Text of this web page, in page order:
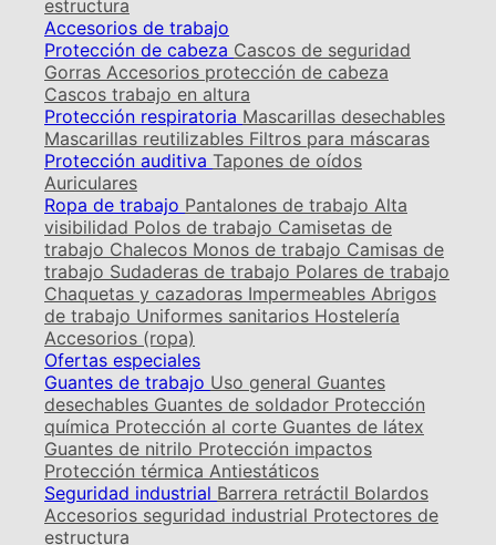
estructura
Accesorios de trabajo
Protección de cabeza Cascos de seguridad
Gorras Accesorios protección de cabeza
Cascos trabajo en altura
Protección respiratoria Mascarillas desechables
Mascarillas reutilizables Filtros para máscaras
Protección auditiva Tapones de oídos
Auriculares
Ropa de trabajo Pantalones de trabajo Alta
visibilidad Polos de trabajo Camisetas de
trabajo Chalecos Monos de trabajo Camisas de
trabajo Sudaderas de trabajo Polares de trabajo
Chaquetas y cazadoras Impermeables Abrigos
de trabajo Uniformes sanitarios Hostelería
Accesorios (ropa)
Ofertas especiales
Guantes de trabajo Uso general Guantes
desechables Guantes de soldador Protección
química Protección al corte Guantes de látex
Guantes de nitrilo Protección impactos
Protección térmica Antiestáticos
Seguridad industrial Barrera retráctil Bolardos
Accesorios seguridad industrial Protectores de
estructura